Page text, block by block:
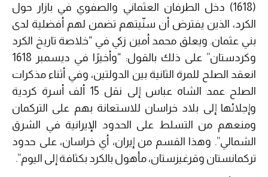
(1618) دخل الطرفان العثماني والصفوي في بازار حول
الكرد، الذين يفترض أن سنّيتهم تضمن لهم أفضلية لدى
بني عثمان. ويعلق محمد أمين زكي في “خلاصة تاريخ الكرد
وكردستان” على ذلك بالقول: “وأخيرًا في ديسمبر 1618
انعقد الصلح للمرة الثانية بين الدولتين، وفي أثناء مذكرات
الصلح عمد الشاه عباس إلى نقل 15 ألف أسرة كردية
وإجلائها إلى بلاد خراسان للاستعانة بهم على التركمان
ومنعهم من التسلط على الحدود الإيرانية في الشرق
الشمالي”. وهذا القسم من إيران، أي خراسان، على حدود
تركمانستان وقرغيزستان، مأهول بالكرد بكثافة إلى اليوم”.